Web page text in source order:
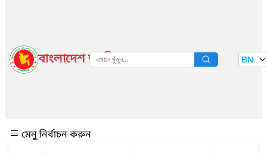
বাংলাদেশ জাতীয় তথ্য বাতায়ন BN
মেনু নির্বাচন করুন